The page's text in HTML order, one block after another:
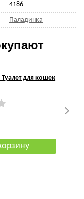
4186
Паладинка
для кошек